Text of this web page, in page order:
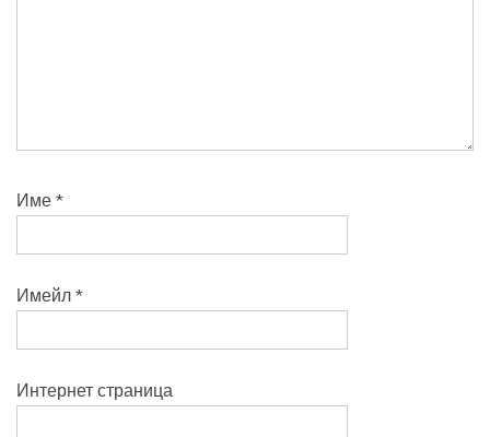
Име *
Имейл *
Интернет страница